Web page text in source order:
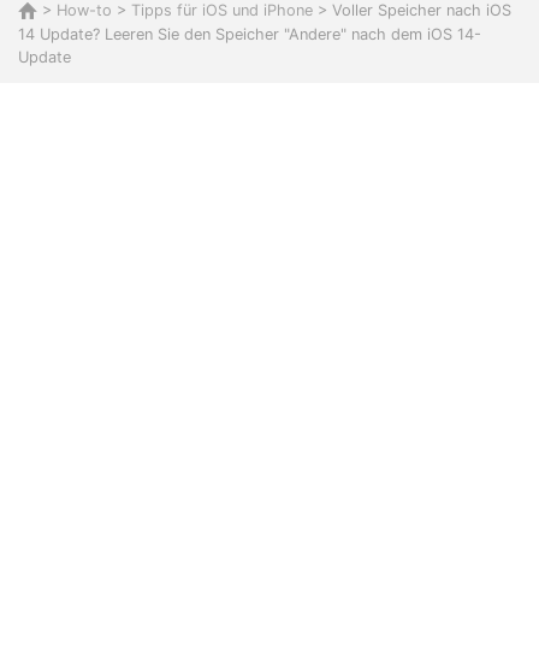
> How-to > Tipps für iOS und iPhone > Voller Speicher nach iOS
14 Update? Leeren Sie den Speicher "Andere" nach dem iOS 14-
Update